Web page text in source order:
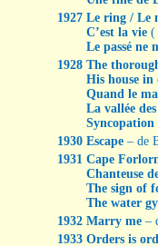
1927 Le ring / Le
C’est la vie (
Le passé ne
1928 The
His house in
Quand le
La vallée
Syncopation
1930 Escape – de
1931 Cape
Chanteuse
The sign of
The water
1932 Marry me –
1933 Orders is